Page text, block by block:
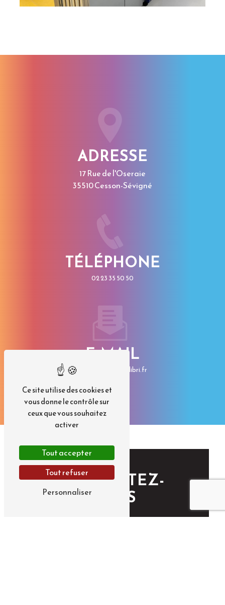
ADRESSE
17 Rue de l'Oseraie
35510 Cesson-Sévigné
TÉLÉPHONE
02 23 35 50 50
E-MAIL
contact@imp-colibri.fr
CONTACTEZ-
NOUS
Ce site utilise des cookies et
vous donne le contrôle sur
ceux que vous souhaitez
activer
Tout accepter
Tout refuser
Personnaliser